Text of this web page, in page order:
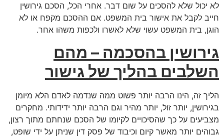
לא יכול שלא להסכים על שום דבר. אחרי הכל, הסכם גירושין
חייב לקבל את אישור בית המשפט. אם ההסכם מקפח או לא
הוגן, בית המשפט עשוי שלא לאשרו ולכפות משהו אחר.
גירושין בהסכמה – מהם
השלבים בהליך של גישור
הליך זה, הינו הרבה יותר פשוט ממה שנדמה לאדם הלא מיומן
בגירושין, יותר זול, יותר מהיר וגם הרבה יותר ידידותי. מחקרים
מצביעים על כך שהסיכויים לקיומו של הסכם שנחתם מתוך רצון,
גבוהים יותר מאשר קיום וכיבוד של פסק דין שניתן על ידי שופט,